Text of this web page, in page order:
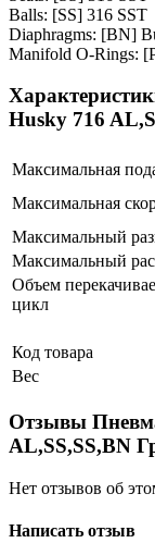
Balls: [SS] 316 SST
Diaphragms: [BN]
Manifold O-Rings:
Husky 716
Максимальная
Максимальная
Максимальный
Максимальный
Объем
цикл
Код товара
Вес
Отзывы
AL,SS,SS,BN
Нет отзывов об
Написать отзыв